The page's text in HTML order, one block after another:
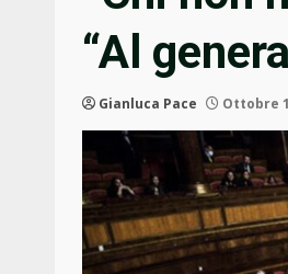
“Al
Gianluca Pace Ottobre